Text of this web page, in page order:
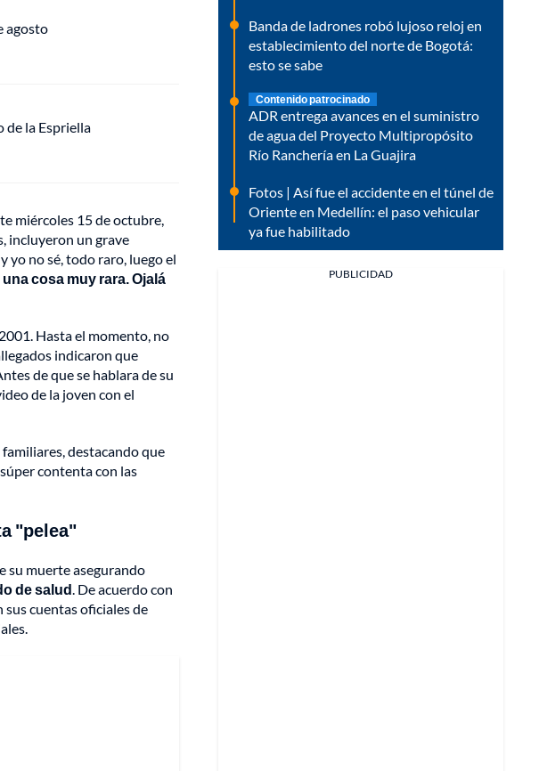
agosto
de la Espriella
miércoles 15 de octubre,
incluyeron un grave
yo no sé, todo raro, luego el
cosa muy rara. Ojalá
Hasta el momento, no
indicaron que
de que se hablara de su
de la joven con el
destacando que
contenta con las
"pelea"
su muerte asegurando
de salud. De acuerdo con
cuentas oficiales de
Banda de ladrones robó lujoso reloj en
establecimiento del norte de Bogotá:
esto se sabe
Contenido patrocinado
ADR entrega avances en el suministro
de agua del Proyecto Multipropósito
Río Ranchería en La Guajira
Fotos | Así fue el accidente en el túnel de
Oriente en Medellín: el paso vehicular
ya fue habilitado
PUBLICIDAD